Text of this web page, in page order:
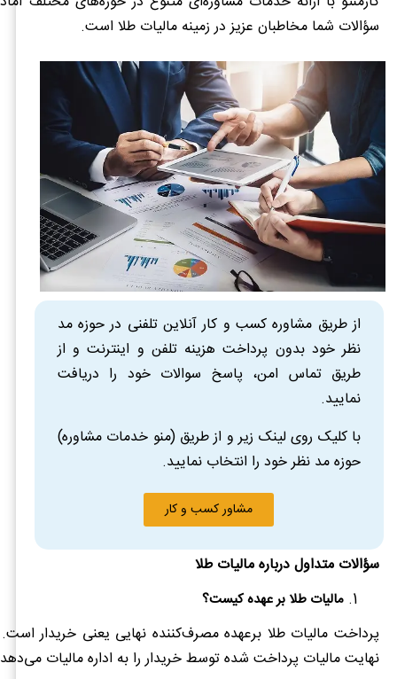
سؤالات شما مخاطبان عزیز در زمینه مالیات طلا است.
از طریق مشاوره کسب و کار آنلاین تلفنی در حوزه مد
نظر خود بدون پرداخت هزینه تلفن و اینترنت و از
طریق تماس امن، پاسخ سوالات خود را دریافت
نمایید.
با کلیک روی لینک زیر و از طریق (منو خدمات مشاوره)
حوزه مد نظر خود را انتخاب نمایید.
مشاور کسب و کار
سؤالات متداول درباره مالیات طلا
مالیات طلا بر عهده کیست؟
پرداخت مالیات طلا برعهده مصرف‌کننده نهایی یعنی خریدار
نهایت مالیات پرداخت شده توسط خریدار را به اداره مالیات